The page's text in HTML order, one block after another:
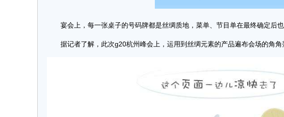
宴会上，每一张桌子的号码牌都是丝绸质地，菜单、节目单在最终确定后
据记者了解，此次g20杭州峰会上，运用到丝绸元素的产品遍布会场的角角